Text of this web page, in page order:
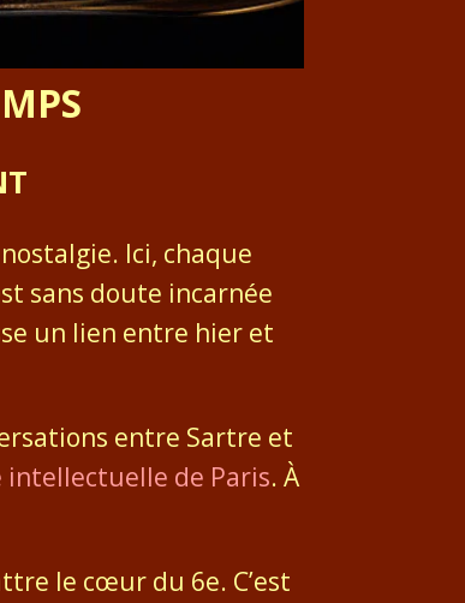
Ici, chaque
sans doute incarnée
un lien entre hier et
entre Sartre et
intellectuelle de Paris. À
le cœur du 6e. C’est